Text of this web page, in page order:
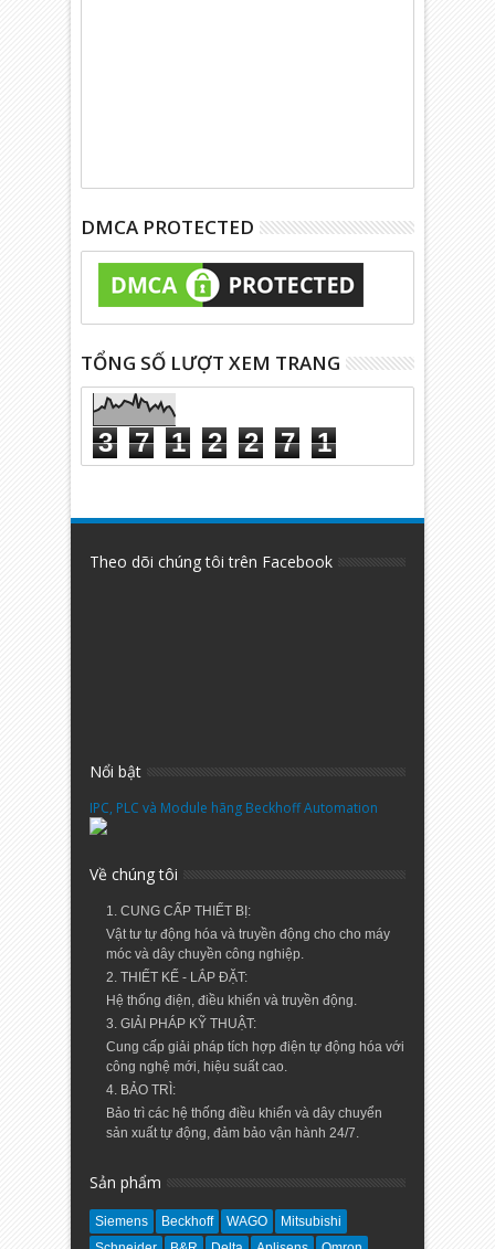
DMCA PROTECTED
TỔNG SỐ LƯỢT XEM TRANG
3 7 1 2 2 7 1
Theo dõi chúng tôi trên Facebook
Nổi bật
IPC, PLC và Module hãng Beckhoff Automation
Về chúng tôi
1. CUNG CẤP THIẾT BỊ:
Vật tư tự động hóa và truyền động cho cho máy
móc và dây chuyền công nghiệp.
2. THIẾT KẾ - LẮP ĐẶT:
Hệ thống điện, điều khiển và truyền động.
3. GIẢI PHÁP KỸ THUẬT:
Cung cấp giải pháp tích hợp điện tự động hóa với
công nghệ mới, hiệu suất cao.
4. BẢO TRÌ:
Bảo trì các hệ thống điều khiển và dây chuyển
sản xuất tự động, đảm bảo vận hành 24/7.
Sản phẩm
Siemens Beckhoff WAGO
Mitsubishi